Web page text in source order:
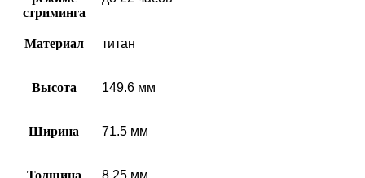
стриминга
Материал титан
Высота 149.6 мм
Ширина 71.5 мм
Толщина 8.25 мм